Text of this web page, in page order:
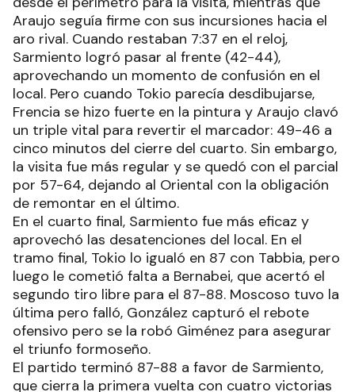
Araujo seguía firme con sus incursiones hacia el
aro rival. Cuando restaban 7:37 en el reloj,
Sarmiento logró pasar al frente (42-44),
aprovechando un momento de confusión en el
local. Pero cuando Tokio parecía desdibujarse,
Frencia se hizo fuerte en la pintura y Araujo clavó
un triple vital para revertir el marcador: 49-46 a
cinco minutos del cierre del cuarto. Sin embargo,
la visita fue más regular y se quedó con el parcial
por 57-64, dejando al Oriental con la obligación
de remontar en el último.
En el cuarto final, Sarmiento fue más eficaz y
aprovechó las desatenciones del local. En el
tramo final, Tokio lo igualó en 87 con Tabbia, pero
luego le cometió falta a Bernabei, que acertó el
segundo tiro libre para el 87-88. Moscoso tuvo la
última pero falló, González capturó el rebote
ofensivo pero se la robó Giménez para asegurar
el triunfo formoseño.
El partido terminó 87-88 a favor de Sarmiento,
que cierra la primera vuelta con cuatro victorias